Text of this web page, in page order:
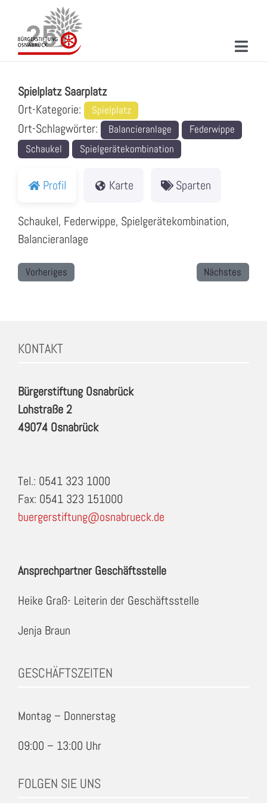
springen
PROJEKTE & AKTIONEN
VERANSTALTUNGEN
KONTAKT
Spielplatz Saarplatz
Ort-Kategorie:
Spielplatz
Ort-Schlagwörter: Balancieranlage
Federwippe
Schaukel
Spielgerätekombination
Profil Karte Sparten
Schaukel, Federwippe, Spielgerätekombination,
Balancieranlage
Vorheriges Nächstes
KONTAKT
Bürgerstiftung Osnabrück
Lohstraße 2
49074 Osnabrück
Tel.: 0541 323 1000
Fax: 0541 323 151000
buergerstiftung@osnabrueck.de
Ansprechpartner Geschäftsstelle
Heike Graß- Leiterin der Geschäftsstelle
Jenja Braun
GESCHÄFTSZEITEN
Montag – Donnerstag
09:00 – 13:00 Uhr
FOLGEN SIE UNS